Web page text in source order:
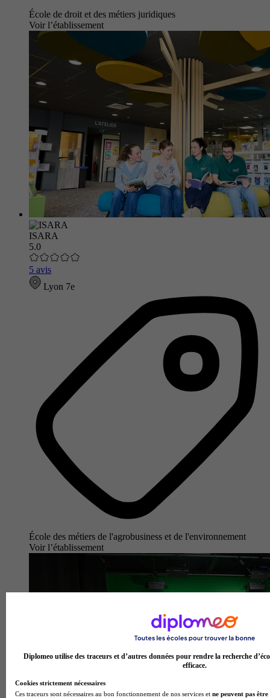
École de droit et des métiers juridiques
Voir l’établissement
ISARA
5.0
5 avis
Lyon 7e
École des métiers de l'agrobusiness et de l'environnement
Voir l’établissement
Diplomeo utilise des traceurs et d’autres données pour rendre la recherche
efficace.
Cookies strictement nécessaires
Ces traceurs sont nécessaires au bon fonctionnement de nos services et ne peuvent pas être